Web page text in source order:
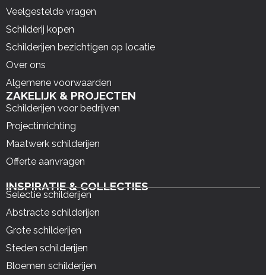
Veelgestelde vragen
Schilderij kopen
Schilderijen bezichtigen op locatie
Over ons
Algemene voorwaarden
ZAKELIJK & PROJECTEN
Schilderijen voor bedrijven
Projectinrichting
Maatwerk schilderijen
Offerte aanvragen
INSPIRATIE & COLLECTIES
Selectie schilderijen
Abstracte schilderijen
Grote schilderijen
Steden schilderijen
Bloemen schilderijen